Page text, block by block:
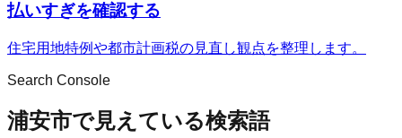
払いすぎを確認する
住宅用地特例や都市計画税の見直し観点を整理します。
Search Console
浦安市で見えている検索語